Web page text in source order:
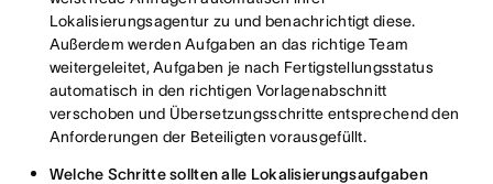
Lokalisierungsagentur zu und benachrichtigt diese.
Außerdem werden Aufgaben an das richtige Team
weitergeleitet, Aufgaben je nach Fertigstellungsstatus
automatisch in den richtigen Vorlagenabschnitt
verschoben und Übersetzungsschritte entsprechend den
Anforderungen der Beteiligten vorausgefüllt.
Welche Schritte sollten alle Lokalisierungsaufgaben